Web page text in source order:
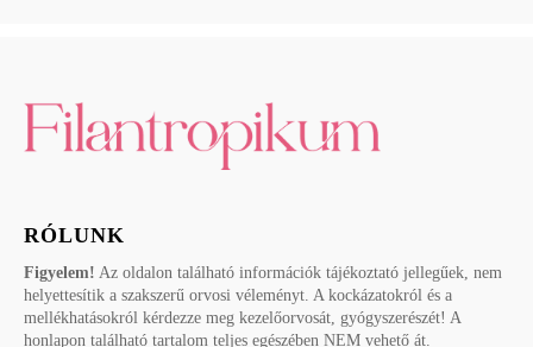
RÓLUNK
Figyelem! Az oldalon található információk tájékoztató jellegűek, nem
helyettesítik a szakszerű orvosi véleményt. A kockázatokról és a
mellékhatásokról kérdezze meg kezelőorvosát, gyógyszerészét! A
honlapon található tartalom teljes egészében NEM vehető át.